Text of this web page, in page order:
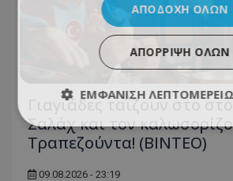
Γιαγιάδες ταΐζουν στο
Σαλάχ και τον
Τραπεζούντα! (ΒΙΝΤΕΟ)
09.08.2026 - 23:19
ΑΠΟΔΟΧΉ ΌΛΩΝ
ΑΠΌΡΡΙΨΗ ΌΛΩΝ
ΕΜΦΆΝΙΣΗ